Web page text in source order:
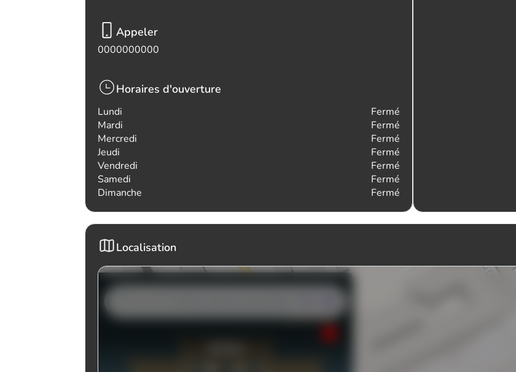
Appeler
0000000000
Horaires d'ouverture
Lundi
Fermé
Mardi
Fermé
Mercredi
Fermé
Jeudi
Fermé
Vendredi
Fermé
Samedi
Fermé
Dimanche
Fermé
Localisation